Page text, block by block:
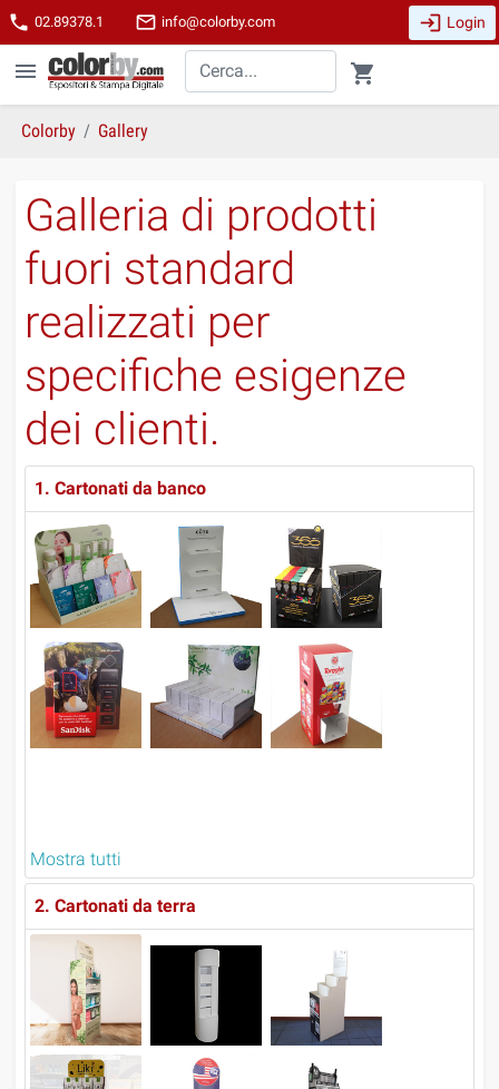
phone 02.89378.1 mail_outline info@colorby.com login Login
menu shopping_cart
Colorby Gallery
Galleria di prodotti
fuori standard
realizzati per
specifiche esigenze
dei clienti.
1. Cartonati da banco
Mostra tutti
2. Cartonati da terra